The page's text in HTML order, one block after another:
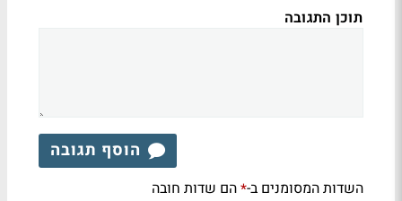
תוכן התגובה
הוסף תגובה
השדות המסומנים ב-*הם שדות חובה